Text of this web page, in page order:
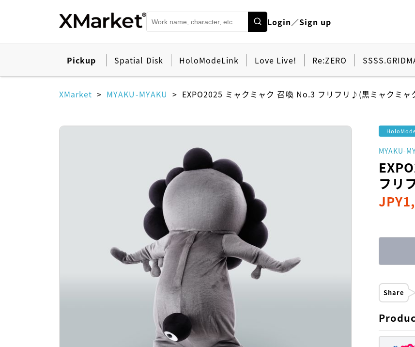
Login／Sign up
Pickup Spatial Disk HoloModeLink Love Live! Re:ZERO
XMarket MYAKU-MYAKU EXPO2025 ミャクミャク 召喚 No.3 フリフリ♪(黒ミャクミャ
MYAKU-
フリ
JPY
Share